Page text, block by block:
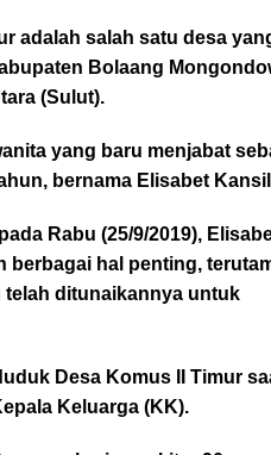
adalah salah satu desa
Bolaang
(Sulut).
yang baru menjabat
bernama Elisabet
Rabu (25/9/2019),
berbagai hal penting,
ditunaikannya untuk
Desa Komus II Timur
Keluarga (KK).